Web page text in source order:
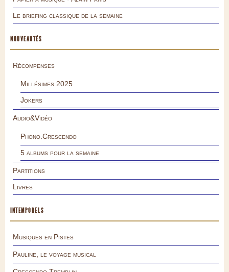
Le briefing classique de la semaine
NOUVEAUTÉS
Récompenses
Millésimes 2025
Jokers
Audio&Vidéo
Phono.Crescendo
5 albums pour la semaine
Partitions
Livres
INTEMPORELS
Musiques en Pistes
Pauline, le voyage musical